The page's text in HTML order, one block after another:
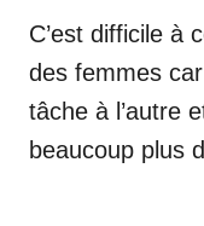
C’est difficile à
des femmes
tâche à l’autre
beaucoup plus